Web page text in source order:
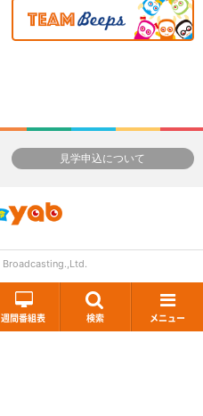
週間番組表 検索 メニュー
見学申込について